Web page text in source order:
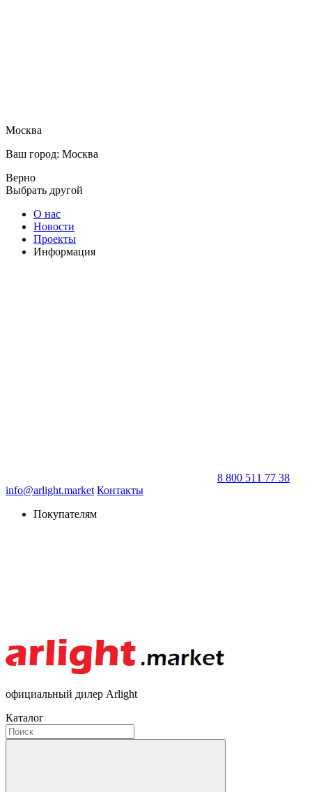
Москва
Ваш город: Москва
Верно
Выбрать другой
О нас
Новости
Проекты
Информация
8 800 511 77 38
info@arlight.market Контакты
Покупателям
официальный дилер Arlight
Каталог